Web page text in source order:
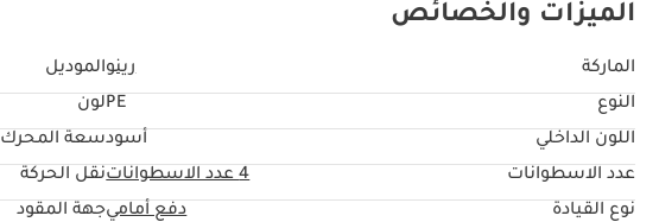
الميزات والخصائص
الماركة رينوالموديل
النوع
PEلون
اللون الداخلي
أسودسعة المحرك
عدد الاسطوانات
4عدد الاسطواناتنقل الحركة
نوع القيادة
دفع أماميجهة المقود